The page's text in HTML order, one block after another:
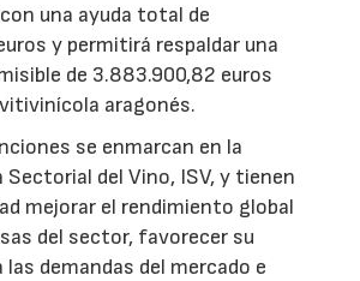
una ayuda total de
y permitirá respaldar una
de 3.883.900,82 euros
aragonés.
se enmarcan en la
del Vino, ISV, y tienen
mejorar el rendimiento global
del sector, favorecer su
demandas del mercado e